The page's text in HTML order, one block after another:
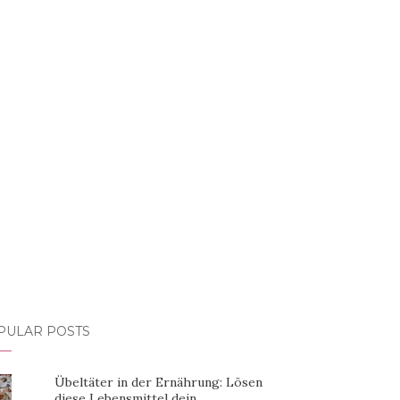
POSTS
Übeltäter in der Ernährung: Lösen